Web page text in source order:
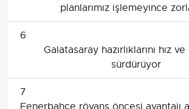
planlarımız işlemeyince
6
Galatasaray hazırlıklarını hız
sürdürüyor
7
Fenerbahçe rövanş öncesi avantajı